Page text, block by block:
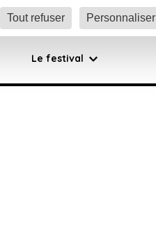
Le festival
Tout refuser Personnaliser